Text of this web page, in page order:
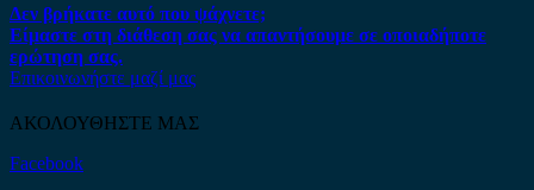
Δεν βρήκατε αυτό που ψάχνετε;
Είμαστε στη διάθεση σας να απαντήσουμε σε οποιαδήποτε
ερώτηση σας.
Επικοινωνήστε μαζί μας
ΑΚΟΛΟΥΘΗΣΤΕ ΜΑΣ
Facebook